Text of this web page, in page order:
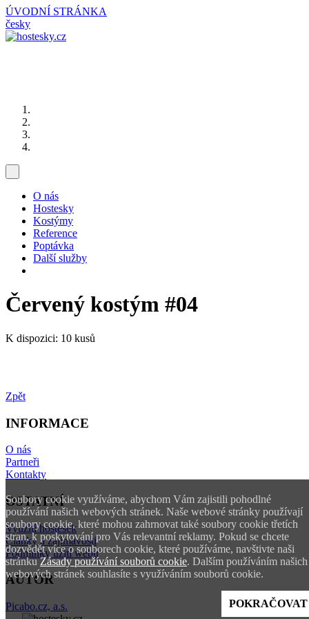
Soubory cookie využíváme, abychom Vám zajistili pohodlné
používání našich webových stránek. Naše webové stránky používají
soubory cookie, které mohou zahrnovat také soubory cookie třetích
stran, k poskytování pro Vás relevantní reklamy. Pokud se chcete
dozvědět více o souborech cookie, které používáme, navštivte naši
stránkuZásady používání souborů cookie. Dalším používáním našich
webových stránek souhlasíte s využíváním souborů cookie.
POKRAČOVAT
ÚVODNÍ STRÁNKA
česky
O nás
Hostesky
Kostýmy
Reference
Poptávka
Další služby
Červený kostým #04
K dispozici: 10 kusů
Zpět
INFORMACE
O nás
Partneři
Kontakty
OSTATNÍ
Využití hostesek
Články a zajímavosti
Podmínky užití webu
AUTOR
Picabo.cz, a.s.